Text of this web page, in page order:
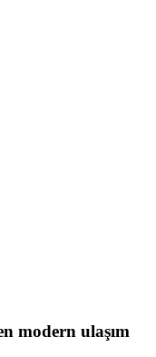
modern ulaşım